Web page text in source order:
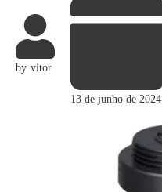
by vitor
13 de junho de 2024